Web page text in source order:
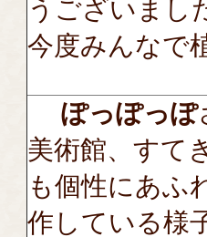
うございまし
今度みんなで
ぽっぽっぽ
美術館、すて
も個性にあふ
作している様